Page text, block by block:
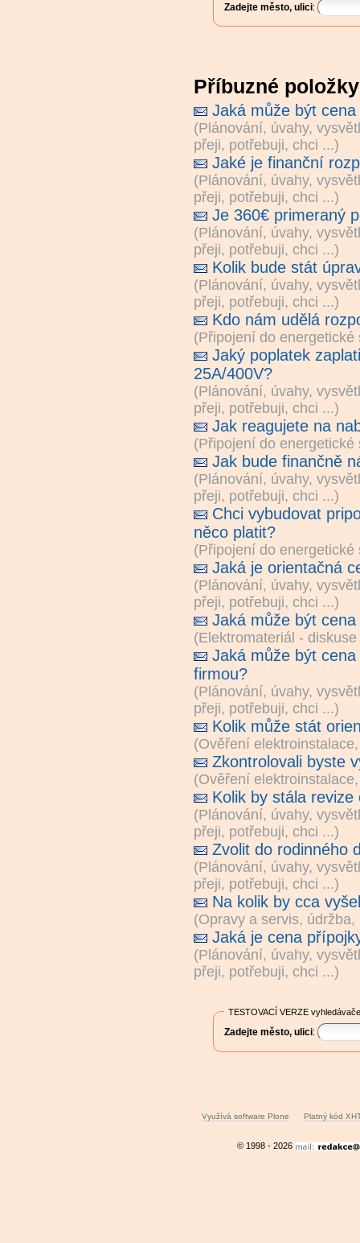
Zadejte město, ulici:
Příbuzné položky
Jaká může být
(Plánování, úvahy,
přeji, potřebuji, chci ...)
Jaké je finanční
(Plánování, úvahy,
přeji, potřebuji, chci ...)
Je 360€ primeraný
(Plánování, úvahy,
přeji, potřebuji, chci ...)
Kolik bude stát
(Plánování, úvahy,
přeji, potřebuji, chci ...)
Kdo nám udělá
(Připojení do
Jaký poplatek
25A/400V?
(Plánování, úvahy,
přeji, potřebuji, chci ...)
Jak reagujete na
(Připojení do
Jak bude finančně
(Plánování, úvahy,
přeji, potřebuji, chci ...)
Chci vybudovat
něco platit?
(Připojení do
Jaká je orientačná
(Plánování, úvahy,
přeji, potřebuji, chci ...)
Jaká může být
(Elektromateriál -
Jaká může být
firmou?
(Plánování, úvahy,
přeji, potřebuji, chci ...)
Kolik může stát
(Ověření
Zkontrolovali byste
(Ověření
Kolik by stála
(Plánování, úvahy,
přeji, potřebuji, chci ...)
Zvolit do rodinného
(Plánování, úvahy,
přeji, potřebuji, chci ...)
Na kolik by cca
(Opravy a servis,
Jaká je cena
(Plánování, úvahy,
přeji, potřebuji, chci ...)
TESTOVACÍ VERZE
Zadejte město, ulici:
Využívá software Plone Platný kód
© 1998 - 2026